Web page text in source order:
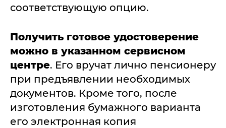
соответствующую опцию.
Получить готовое удостоверение
можно в указанном сервисном
центре. Его вручат лично пенсионеру
при предъявлении необходимых
документов. Кроме того, после
изготовления бумажного варианта
его электронная копия